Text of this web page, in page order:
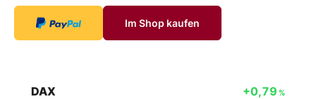
Im Shop kaufen
DAX +0,79 %